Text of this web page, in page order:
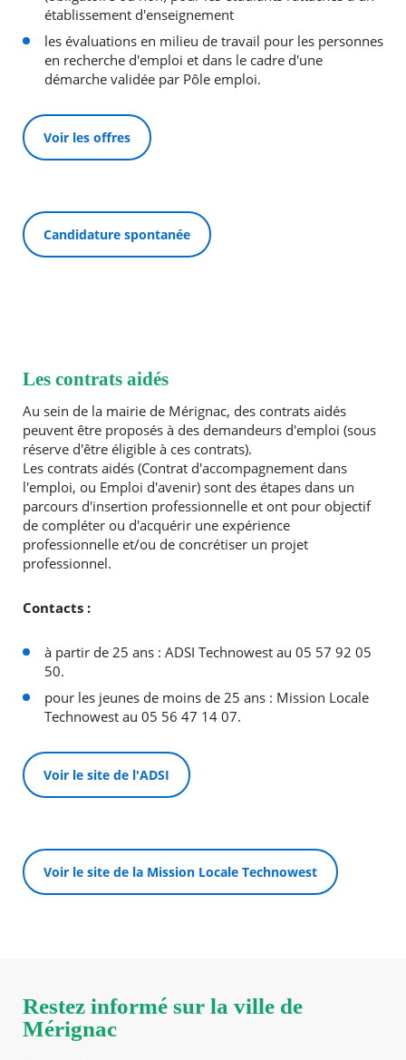
établissement d'enseignement
les évaluations en milieu de travail pour les personnes
en recherche d'emploi et dans le cadre d'une
démarche validée par Pôle emploi.
Voir les offres
Candidature spontanée
Les contrats aidés
Au sein de la mairie de Mérignac, des contrats aidés
peuvent être proposés à des demandeurs d'emploi (sous
réserve d'être éligible à ces contrats).
Les contrats aidés (Contrat d'accompagnement dans
l'emploi, ou Emploi d'avenir) sont des étapes dans un
parcours d'insertion professionnelle et ont pour objectif
de compléter ou d'acquérir une expérience
professionnelle et/ou de concrétiser un projet
professionnel.
Contacts :
à partir de 25 ans : ADSI Technowest au 05 57 92 05
50.
pour les jeunes de moins de 25 ans : Mission Locale
Technowest au 05 56 47 14 07.
Voir le site de l'ADSI
Voir le site de la Mission Locale Technowest
Restez informé sur la ville de
Mérignac